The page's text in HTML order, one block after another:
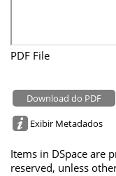
PDF File
Download do PDF
Exibir Metadados
Items in DSpace are
reserved, unless